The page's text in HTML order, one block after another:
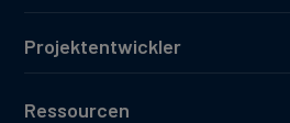
Projektentwickler
Ressourcen